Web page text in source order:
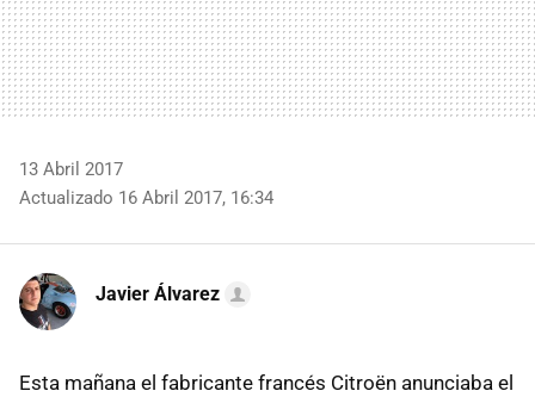
13 Abril 2017
Actualizado 16 Abril 2017, 16:34
Javier Álvarez
Esta mañana el fabricante francés Citroën anunciaba el